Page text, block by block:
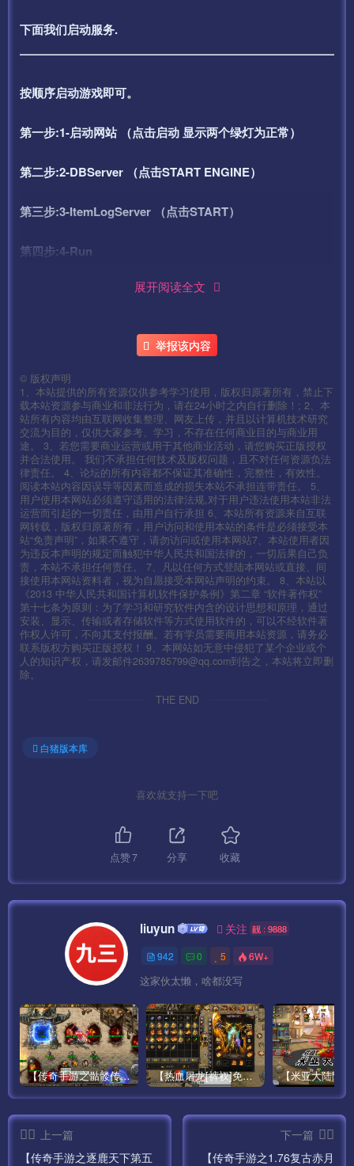
下面我们启动服务.
——————————————————————————–
按顺序启动游戏即可。
第一步:1-启动网站 （点击启动 显示两个绿灯为正常）
第二步:2-DBServer （点击START ENGINE）
第三步:3-ItemLogServer （点击START）
第四步:4-Run
第七步:7-GGService
第八步:8-M2Server
第九步:9-启动盘古
——————客户端修改
—————————————————-
安卓:\assets\res\project.manifest
IOS:Payload\mir2-iOS.app\res\project.manifest
修改热更 替换：106.12.121.18 注意IP位数一定要一样 不然
会卡热更 位数不足可以补0
mir2.scenes.sfselect.scene
测试账号：syymwcom
http://IP:99/gmht/gm.php
GM码：syymw.com
无限充值后台
http://IP:99/pay.php
GM码：syymw.com
下面给大家介绍几个常见问题
——————————————————————————
——
展开阅读全文
举报该内容
© 版权声明
1、本站提供的所有资源仅供参考学习使用，版权归原著所有，禁止下
载本站资源参与商业和非法行为，请在24小时之内自行删除！; 2、本
站所有内容均由互联网收集整理、网友上传，并且以计算机技术研究
交流为目的，仅供大家参考、学习，不存在任何商业目的与商业用
途。 3、若您需要商业运营或用于其他商业活动，请您购买正版授权
并合法使用。 我们不承担任何技术及版权问题，且不对任何资源负法
律责任。 4、论坛的所有内容都不保证其准确性，完整性，有效性。
阅读本站内容因误导等因素而造成的损失本站不承担连带责任。 5、
用户使用本网站必须遵守适用的法律法规,对于用户违法使用本站非法
运营而引起的一切责任，由用户自行承担 6、本站所有资源来自互联
网转载，版权归原著所有，用户访问和使用本站的条件是必须接受本
站“免责声明”，如果不遵守，请勿访问或使用本网站7、本站使用者因
为违反本声明的规定而触犯中华人民共和国法律的，一切后果自己负
责，本站不承担任何责任。 7、凡以任何方式登陆本网站或直接、间
接使用本网站资料者，视为自愿接受本网站声明的约束。 8、本站以
《2013 中华人民共和国计算机软件保护条例》第二章 “软件著作权”
第十七条为原则：为了学习和研究软件内含的设计思想和原理，通过
安装、显示、传输或者存储软件等方式使用软件的，可以不经软件著
作权人许可，不向其支付报酬。若有学员需要商用本站资源，请务必
联系版权方购买正版授权！ 9、本网站如无意中侵犯了某个企业或个
人的知识产权，请发邮件2639785799@qq.com到告之，本站将立即删
除。
THE END
白猪版本库
喜欢就支持一下吧
点赞7 分享 收藏
liuyun 关注 靓 : 9888
942 0 5 6W+
这家伙太懒，啥都没写
【传奇手游之骷髅传说第二季十大陆[白猪3]免授权版】经典单职业复古特色战神引擎传奇手游最新打包Win服务端源码视频架设教程-怀旧复古-经典耐玩–新版GM多功能网页授权物品后台-GM直冲网页后台-安卓苹果IOS双端版本！ 【热血屠龙[裤衩]免授权修复版】采用经典战神引擎三职业特色游戏最新打包Win服务端源码视频架设教程-GM直冲后台-新版GM多功能授权物品后台-安卓苹果IOS双端版本-传奇手游！
上一篇
【传奇手游之逐鹿天下第五
下一篇
【传奇手游之1.76复古赤月